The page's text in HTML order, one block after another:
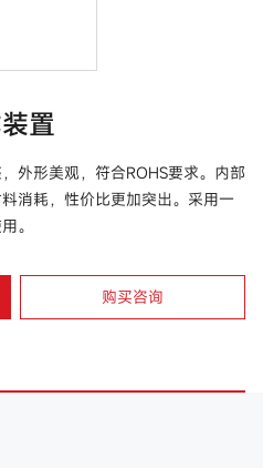
置
外形美观，符合ROHS要求。内部
消耗，性价比更加突出。采用一
。
购买咨询